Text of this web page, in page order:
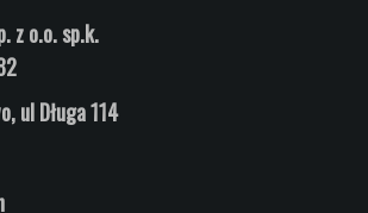
z o.o. sp.k.
ulDługa114